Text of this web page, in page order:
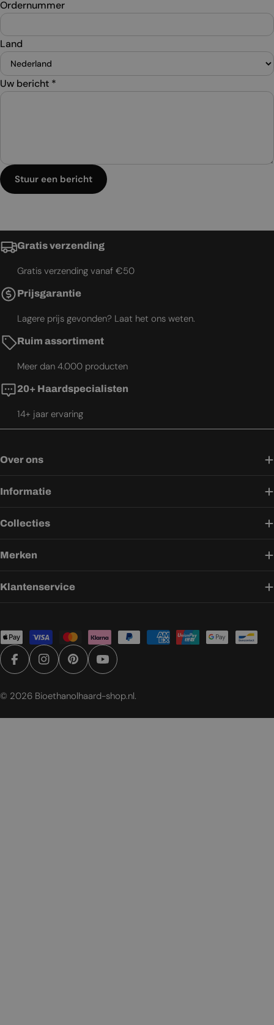
Ordernummer
Land
Uw bericht *
Stuur een bericht
Gratis verzending
Gratis verzending vanaf €50
Prijsgarantie
Lagere prijs gevonden? Laat het ons weten.
Ruim assortiment
Meer dan 4.000 producten
20+ Haardspecialisten
14+ jaar ervaring
Over ons
Informatie
Collecties
Merken
Klantenservice
Betaalmethoden
FacebookInstagramPinterestYouTube
© 2026 Bioethanolhaard-shop.nl.